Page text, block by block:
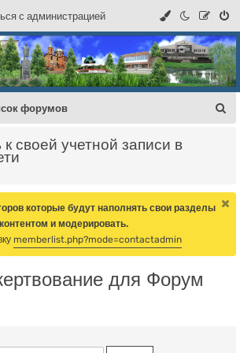
ься с администрацией
форумов
к
своей учетной записи в
которые будут наполнять свои разделы
контентом и модерировать.
memberlist.php?mode=contactadmin
для Форум